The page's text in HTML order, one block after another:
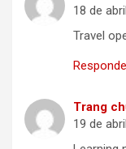
18 de
Travel
Trang
19 de